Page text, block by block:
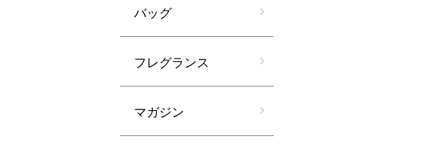
バッグ
フレグランス
マガジン